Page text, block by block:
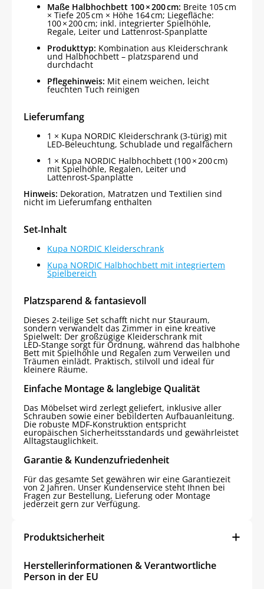
Maße Halbhochbett 100 × 200 cm: Breite 105 cm
× Tiefe 205 cm × Höhe 164 cm; Liegefläche:
100 × 200 cm; inkl. integrierter Spielhöhle,
Regale, Leiter und Lattenrost‑Spanplatte
Produkttyp: Kombination aus Kleiderschrank
und Halbhochbett – platzsparend und
durchdacht
Pflegehinweis: Mit einem weichen, leicht
feuchten Tuch reinigen
Lieferumfang
1 × Kupa NORDIC Kleiderschrank (3‑türig) mit
LED‑Beleuchtung, Schublade und regalfächern
1 × Kupa NORDIC Halbhochbett (100 × 200 cm)
mit Spielhöhle, Regalen, Leiter und
Lattenrost‑Spanplatte
Hinweis: Dekoration, Matratzen und Textilien sind
nicht im Lieferumfang enthalten
Set‑Inhalt
Kupa NORDIC Kleiderschrank
Kupa NORDIC Halbhochbett mit integriertem
Spielbereich
Platzsparend & fantasievoll
Dieses 2‑teilige Set schafft nicht nur Stauraum,
sondern verwandelt das Zimmer in eine kreative
Spielwelt: Der großzügige Kleiderschrank mit
LED‑Stange sorgt für Ordnung, während das halbhohe
Bett mit Spielhöhle und Regalen zum Verweilen und
Träumen einlädt. Praktisch, stilvoll und ideal für
kleinere Räume.
Einfache Montage & langlebige Qualität
Das Möbelset wird zerlegt geliefert, inklusive aller
Schrauben sowie einer bebilderten Aufbauanleitung.
Die robuste MDF‑Konstruktion entspricht
europäischen Sicherheitsstandards und gewährleistet
Alltagstauglichkeit.
Garantie & Kundenzufriedenheit
Für das gesamte Set gewähren wir eine Garantiezeit
von 2 Jahren. Unser Kundenservice steht Ihnen bei
Fragen zur Bestellung, Lieferung oder Montage
jederzeit gern zur Verfügung.
Produktsicherheit
Herstellerinformationen & Verantwortliche
Person in der EU